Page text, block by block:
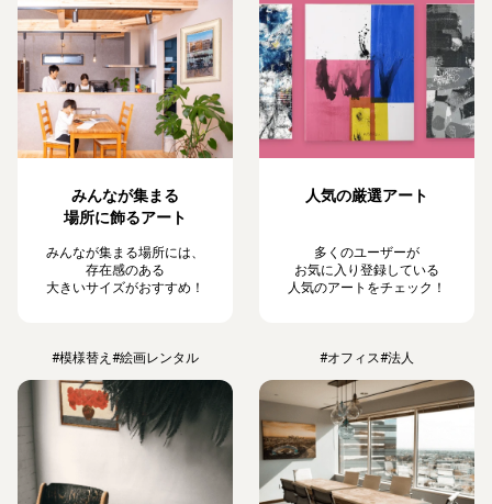
みんなが集まる
場所に飾るアート
みんなが集まる場所には、
存在感のある
大きいサイズがおすすめ！
人気の厳選アート
多くのユーザーが
お気に入り登録している
人気のアートをチェック！
#模様替え #絵画レンタル #オフィス#法人